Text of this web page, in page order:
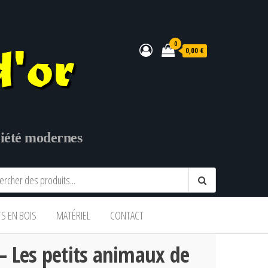
modernes
0
0,00 €
EN BOIS MATÉRIEL CONTACT
Les petits animaux de